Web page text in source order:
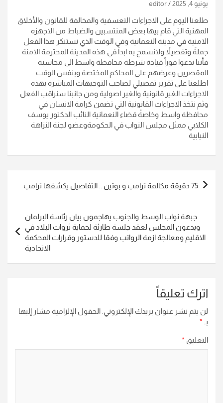
يونيو 4, 2025 editor
طلعنا اليوم على الاجراءات التعسفية والمخالفة للقانون والأخلاق
المهنية التي قام بيها بعض المنتسبين والضباط من الاجهزه
الامنية في مدينة النعمانية وفي الوقت الذي نستنكر هذا الفعل
جملةً وتفصيلاً ولانسمح به ابداً في هذه المدينة المحترمة الامنة
فأننا ندعوا فوراً قيادة شرطة محافظة واسط الى محاسبة
المقصرين وعرضهم على المحاكم المختصة وبنفس الوقت
اطلعنا على تقرير تفصيلي لصاحب التوجيهات المباشرة بهذه
الاجراءات الغير قانونية والغير اصولية ومن جانبنا سنراقب الفعل
وثم نتخذ الاجراءات القانونية التي تضمن كرامة الانسان في
محافظة واسط وخاصةً قضاء النعمانية النائب الدكتور يوسف
الكلابي ممثل مجلس النواب في الحكومةوعضو لجنة النزاهة
النيابية
تصفّح
المقالات
75 دقيقة مكالمة ترامب و بوتين .. التفاصيل يكشفها ترامب
جبهة نواب الوسط والجنوب يهاجمون بيان رئاسة البرلمان
ويدعون المجلس لعقد جلسة طارئة لحماية ثروات البلاد في
الاقليم ومعالجة ازمة الرواتب وفقا للدستور وقرارات المحكمة
الاتحادية
اترك تعليقاً
لن يتم نشر عنوان بريدك الإلكتروني. الحقول الإلزامية مشار إليها
بـ *
التعليق *